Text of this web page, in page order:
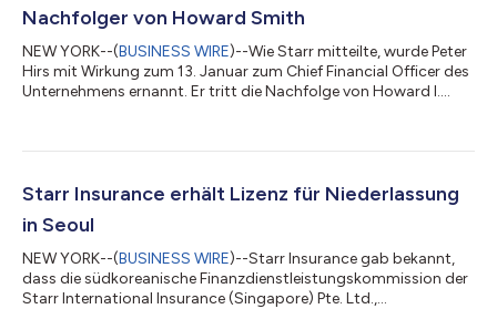
Nachfolger von Howard Smith
NEW YORK--(BUSINESS WIRE)--Wie Starr mitteilte, wurde Peter
Hirs mit Wirkung zum 13. Januar zum Chief Financial Officer des
Unternehmens ernannt. Er tritt die Nachfolge von Howard I.
eine langjährige Erfahrung im Finanz- und Versicherungswesen
Versicherungsunternehmen tätig, wo er regionale Finanzteams
Starr Insurance erhält Lizenz für Niederlassung
in Seoul
NEW YORK--(BUSINESS WIRE)--Starr Insurance gab bekannt,
dass die südkoreanische Finanzdienstleistungskommission der
Starr International Insurance (Singapore) Pte. Ltd.,